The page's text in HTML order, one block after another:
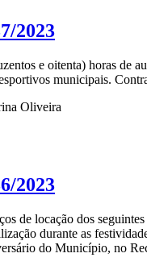
2023
e oitenta) horas de
municipais.
Oliveira
2023
de locação dos seguintes
durante as
do Município, no